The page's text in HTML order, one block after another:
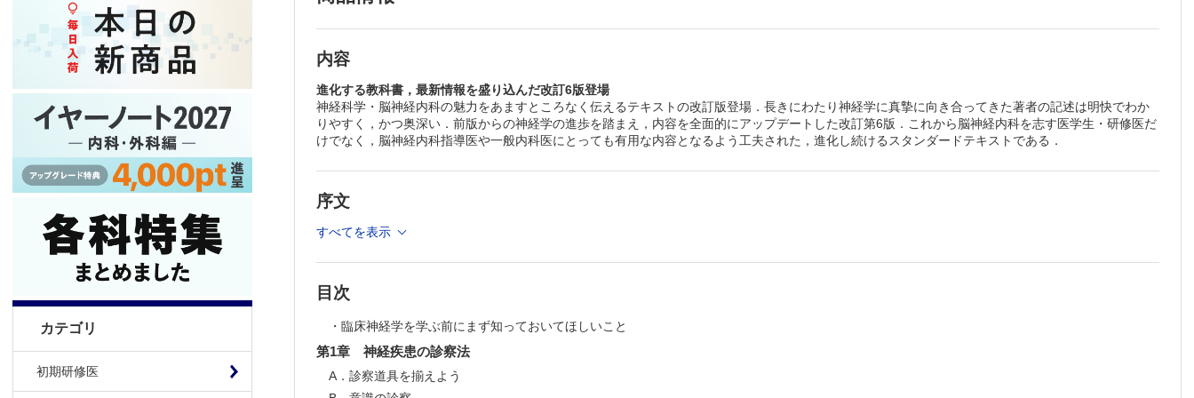
カテゴリ
初期研修医
1．温痛覚・触覚の検査
H．小脳系の診察
1．回内回外運動
2．指鼻試験
3．踵膝試験
1．ロンベルク徴候
第2章 神経系の感染症
内容
進化する教科書，最新情報を盛り込んだ改訂6版登場
神経科学・脳神経内科の魅力をあますところなく伝えるテキストの改訂版登場．長きにわたり神経学に真摯に向き合ってきた著者の記述は明快でわか
りやすく，かつ奥深い．前版からの神経学の進歩を踏まえ，内容を全面的にアップデートした改訂第6版．これから脳神経内科を志す医学生・研修医だ
けでなく，脳神経内科指導医や一般内科医にとっても有用な内容となるよう工夫された，進化し続けるスタンダードテキストである．
序文
すべてを表示
目次
・臨床神経学を学ぶ前にまず知っておいてほしいこと
第1章 神経疾患の診察法
A．診察道具を揃えよう